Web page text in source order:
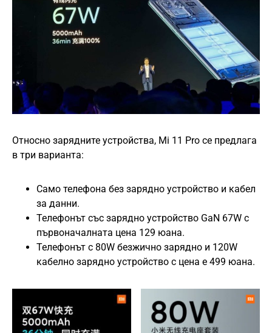
Относно зарядните устройства, Mi 11 Pro се предлага
в три варианта:
Само телефона без зарядно устройство и кабел
за данни.
Телефонът със зарядно устройство GaN 67W с
първоначалната цена 129 юана.
Телефонът с 80W безжично зарядно и 120W
кабелно зарядно устройство с цена е 499 юана.